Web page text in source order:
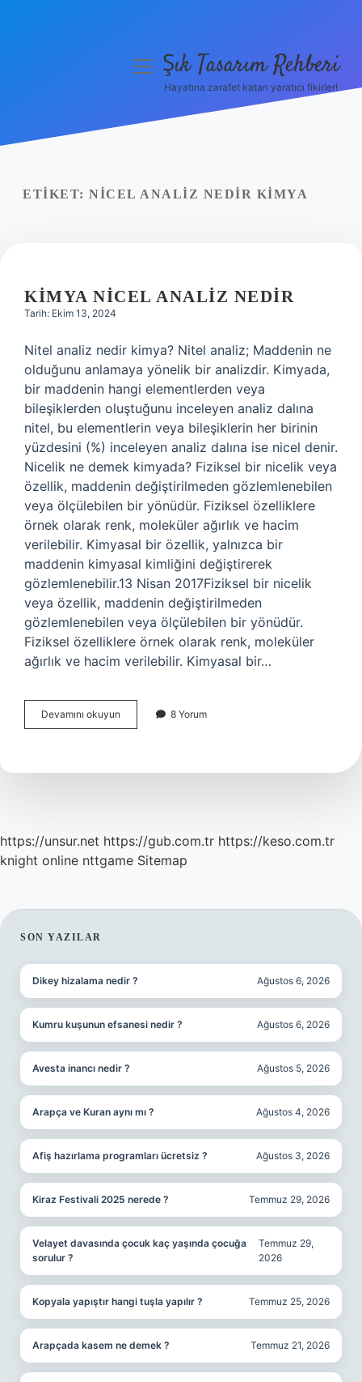
Yasal Uyarı
menüyüŞık Tasarım Rehberi
Hayatına zarafet katan yaratıcı fikirler!
ETIKET: NICEL ANALIZ NEDIR KIMYA
KIMYA NICEL ANALIZ NEDIR
Tarih: Ekim 13, 2024
Nitel analiz nedir kimya? Nitel analiz; Maddenin ne
olduğunu anlamaya yönelik bir analizdir. Kimyada,
bir maddenin hangi elementlerden veya
bileşiklerden oluştuğunu inceleyen analiz dalına
nitel, bu elementlerin veya bileşiklerin her birinin
yüzdesini (%) inceleyen analiz dalına ise nicel denir.
Nicelik ne demek kimyada? Fiziksel bir nicelik veya
özellik, maddenin değiştirilmeden gözlemlenebilen
veya ölçülebilen bir yönüdür. Fiziksel özelliklere
örnek olarak renk, moleküler ağırlık ve hacim
verilebilir. Kimyasal bir özellik, yalnızca bir
maddenin kimyasal kimliğini değiştirerek
gözlemlenebilir.13 Nisan 2017Fiziksel bir nicelik
veya özellik, maddenin değiştirilmeden
gözlemlenebilen veya ölçülebilen bir yönüdür.
Fiziksel özelliklere örnek olarak renk, moleküler
ağırlık ve hacim verilebilir. Kimyasal bir…
Devamını okuyun
Nicel
8 Yorum
https://unsur.net https://gub.com.tr https://keso.com.tr
knight online nttgame Sitemap
SIDEBAR
SON YAZILAR
Dikey hizalama nedir ? Ağustos 6, 2026
Kumru kuşunun efsanesi nedir ? Ağustos 6, 2026
Avesta inancı nedir ? Ağustos 5, 2026
Arapça ve Kuran aynı mı ? Ağustos 4, 2026
Afiş hazırlama programları ücretsiz ? Ağustos 3, 2026
Kiraz Festivali 2025 nerede ? Temmuz 29, 2026
Velayet davasında çocuk kaç yaşında çocuğa
sorulur ?
Temmuz 29,
2026
Kopyala yapıştır hangi tuşla yapılır ? Temmuz 25, 2026
Arapçada kasem ne demek ? Temmuz 21, 2026